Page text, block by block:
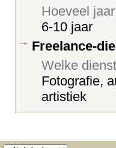
Hoeveel
6-10 jaar
Freelance-
Welke
Fotografie,
artistiek